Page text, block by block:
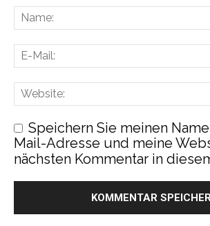
Speichern Sie meinen
Mail-Adresse und meine
nächsten Kommentar in